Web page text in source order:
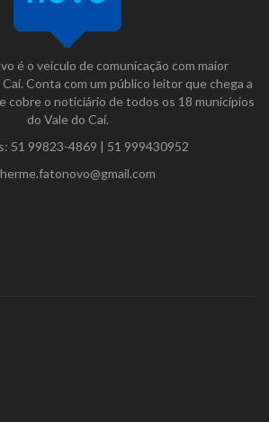
é o veículo de comunicação com maior
Conta com um público leitor que chega a
cobre o noticiário de todos os 18 municípios
do Vale do Caí.
51 99823-4869 | 51 999430952